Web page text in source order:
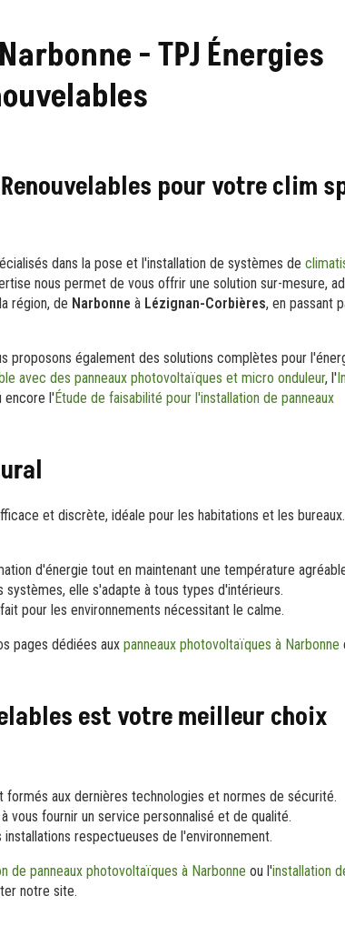
- TPJ Énergies
pour votre clim
dans la pose et l'installation de systèmes de
nous permet de vous offrir une solution sur-mesure,
région, de Narbonne à Lézignan-Corbières, en passant
proposons également des solutions complètes pour
avec des panneaux photovoltaïques et micro onduleur, l'
encore l'Étude de faisabilité pour l'installation de panneaux
et discrète, idéale pour les habitations et les
d'énergie tout en maintenant une température
systèmes, elle s'adapte à tous types d'intérieurs.
pour les environnements nécessitant le calme.
pages dédiées aux panneaux photovoltaïques à Narbonne
est votre meilleur choix
formés aux dernières technologies et normes de sécurité.
vous fournir un service personnalisé et de qualité.
respectueuses de l'environnement.
de panneaux photovoltaïques à Narbonne ou l'installation
notre site.